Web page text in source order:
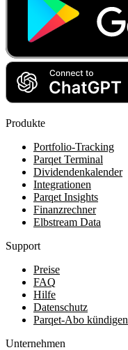
Produkte
Portfolio-Tracking
Parqet Terminal
Dividendenkalender
Integrationen
Parqet Insights
Finanzrechner
Elbstream Data
Support
Preise
FAQ
Hilfe
Datenschutz
Parqet-Abo kündigen
Unternehmen